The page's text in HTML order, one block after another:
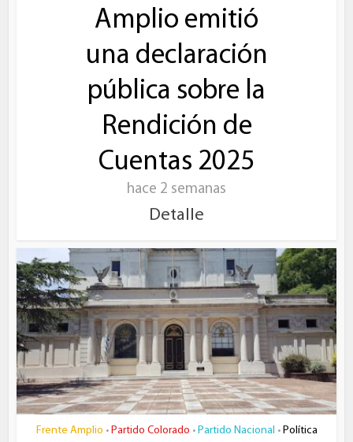
Amplio emitió
una declaración
pública sobre la
Rendición de
Cuentas 2025
hace 2 semanas
Detalle
Frente Amplio • Partido Colorado • Partido Nacional • Política